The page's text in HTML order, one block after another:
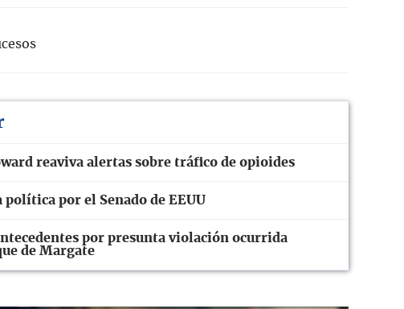
reaviva alertas sobre tráfico de opioides
por el Senado de EEUU
por presunta violación ocurrida
de Margate